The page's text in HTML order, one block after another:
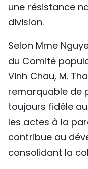
une résistance
division.
Selon Mme
du Comité
Vinh Chau, M.
remarquable de
toujours fidèle
les actes à la
contribue au
consolidant la